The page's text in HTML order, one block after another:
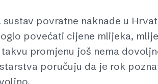
sustav povratne naknade u
povećati cijene mlijeka,
promjenu još nema
poručuju da je rok